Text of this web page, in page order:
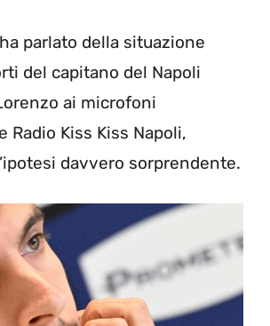
parlato della situazione
del capitano del Napoli
ai microfoni
Radio Kiss Kiss Napoli,
davvero sorprendente.